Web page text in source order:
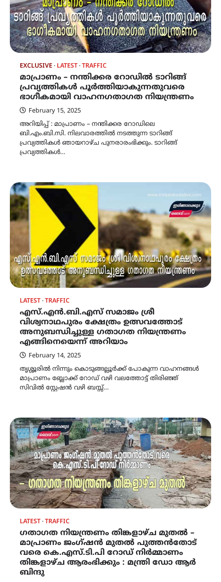
EXCLUSIVE LATEST TRAFFIC
മാപ്രാണം – നന്തിക്കര റോഡിൽ ടാറിങ്ങ്
പ്രവ്യത്തികള്‍ പൂര്‍ത്തിയാകുന്നതുവരെ
ഭാഗീകമായി വാഹനഗതാഗത നിയന്ത്രണം
February 15, 2025
അറിയിപ്പ് : മാപ്രാണം – നന്തിക്കര റോഡിലെ
ബി.എം.ബി.സി. നിലവാരത്തില്‍ നടത്തുന്ന ടാറിങ്ങ്
പ്രവ്യത്തികള്‍ ഞായറാഴ്ച പുനരാരംഭിക്കും. ടാറിങ്ങ്
പ്രവ്യത്തികള്‍…
LATEST TRAFFIC
എസ്.എൻ.ബി.എസ് സമാജം ശ്രീ
വിശ്വനാഥപുരം ക്ഷേത്രം ഉത്സവത്തോട്
അനുബന്ധിച്ചുള്ള ഗതാഗത നിയന്ത്രണം
എങ്ങിനെയെന്ന് അറിയാം
February 14, 2025
തൃശ്ശൂരിൽ നിന്നും കൊടുങ്ങല്ലൂർക്ക് പോകുന്ന വാഹനങ്ങൾ
മാപ്രാണം ബ്ലോക്ക് റോഡ് വഴി വലത്തോട്ട് തിരിഞ്ഞ്
സിവിൽ സ്റ്റേഷൻ വഴി ബസ്സ്…
LATEST TRAFFIC
ഗതാഗത നിയന്ത്രണം തിങ്കളാഴ്ച മുതൽ –
മാപ്രാണം ജംഗ്ഷൻ മുതൽ പുത്തൻതോട്
വരെ കെ.എസ്.ടി.പി റോഡ് നിർമ്മാണം
തിങ്കളാഴ്ച ആരംഭിക്കും : മന്ത്രി ഡോ ആർ
ബിന്ദു